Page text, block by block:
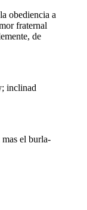
obediencia a
fraternal
de
inclinad
el burla-